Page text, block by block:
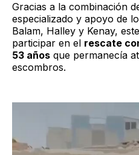
Gracias a la combinación
especializado y apoyo de
Balam, Halley y Kenay,
participar en el rescate
53 años que permanecía
escombros.